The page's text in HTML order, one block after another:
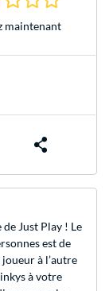
maintenant
Just Play ! Le
est de
à l’autre
à votre